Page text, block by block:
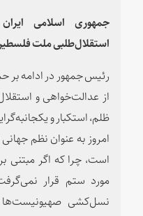
جمهوری اسلامی
استقلال‌طلبی ملت
رئیس جمهور در ادامه بر
از عدالت‌خواهی و
ظلم،‌ استکبار و
امروز به عنوان نظم
است، چرا که اگر مبتنی
مورد ستم قرار
نسل‌کشی صهیونیست‌ها